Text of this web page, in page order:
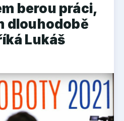
berou práci,
dlouhodobě
Lukáš